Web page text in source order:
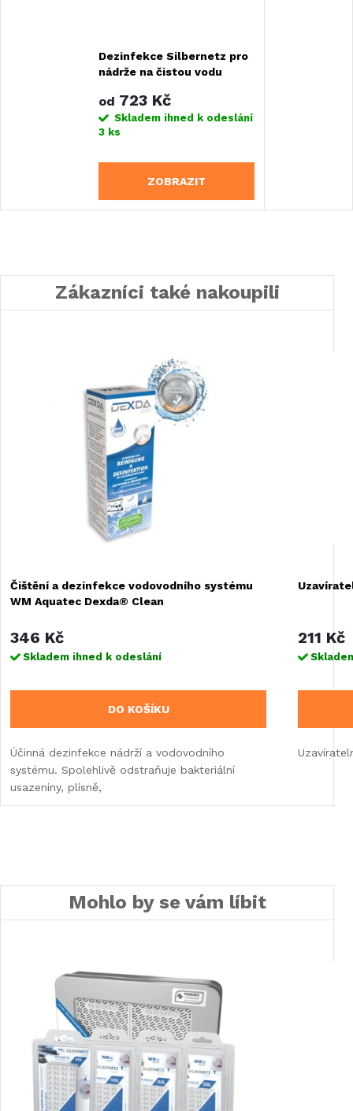
Dezinfekce Silbernetz pro
nádrže na čistou vodu
od 723 Kč
Skladem ihned k odeslání
3 ks
ZOBRAZIT
Zákazníci také nakoupili
Čištění a dezinfekce vodovodního systému
WM Aquatec Dexda® Clean
346 Kč
Skladem ihned k odeslání
DO KOŠÍKU
Účinná dezinfekce nádrží a vodovodního
systému. Spolehlivě odstraňuje bakteriální
usazeniny, plísně,
211 Kč
Mohlo by se vám líbit